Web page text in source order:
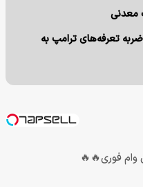
ضربه تعرفه‌های ترامپ به